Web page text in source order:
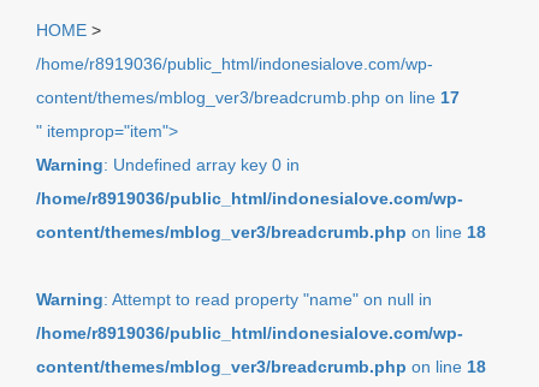
HOME >
/home/r8919036/public_html/indonesialove.com/wp-
content/themes/mblog_ver3/breadcrumb.php on line 17
" itemprop="item">
Warning: Undefined array key 0 in
/home/r8919036/public_html/indonesialove.com/wp-
content/themes/mblog_ver3/breadcrumb.php on line 18
Warning: Attempt to read property "name" on null in
/home/r8919036/public_html/indonesialove.com/wp-
content/themes/mblog_ver3/breadcrumb.php on line 18